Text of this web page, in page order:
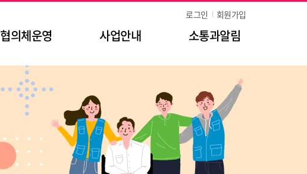
로그인 회원가입
협의체운영 사업안내 소통과알림